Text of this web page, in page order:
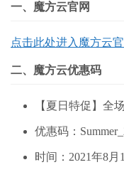
一、魔方云官网
点击此处进入魔方云
二、魔方云优惠码
【夏日特促】全
优惠码：
时间：2021年8